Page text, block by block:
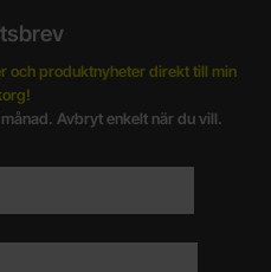
och produktnyheter direkt till min
Avbryt enkelt när du vill.